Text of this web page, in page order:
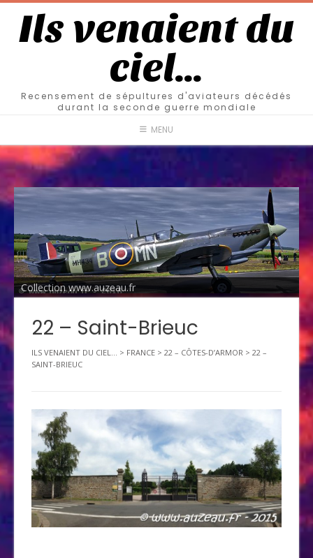
Ils venaient du
ciel…
Recensement de sépultures d'aviateurs décédés
durant la seconde guerre mondiale
MENU
Collection www.auzeau.fr
22 – Saint-Brieuc
ILS VENAIENT DU CIEL... > FRANCE > 22 – CÔTES-D’ARMOR > 22 –
SAINT-BRIEUC